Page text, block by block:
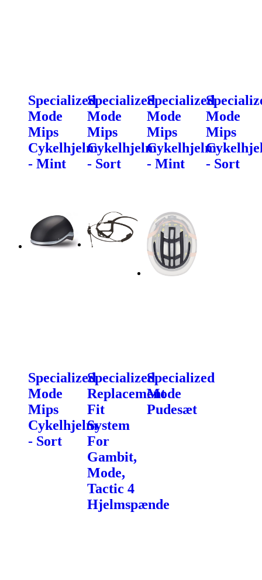
Specialized
Mode
Mips
Cykelhjelm
- Mint
Specialized
Mode
Mips
Cykelhjelm
- Sort
Specialized
Mode
Mips
Cykelhjelm
- Mint
Mode
Mips
- Sort
Specialized
Mode
Mips
Cykelhjelm
- Sort
Specialized
Replacement
Fit
System
For
Gambit,
Mode,
Tactic 4
Hjelmspænde
Specialized
Mode
Pudesæt